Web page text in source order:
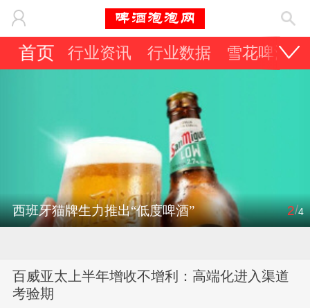
首页 行业资讯 行业数据 雪花啤酒
西班牙猫牌生力推出“低度啤酒” 2/4
百威亚太上半年增收不增利：高端化进入渠道
考验期